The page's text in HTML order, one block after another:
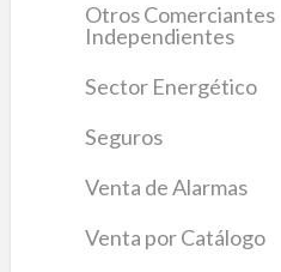
Otros Comerciantes
Independientes
Sector Energético
Seguros
Venta de Alarmas
Venta por Catálogo